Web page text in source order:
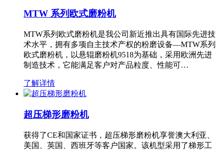
MTW 系列欧式磨粉机
MTW系列欧式磨粉机是我公司新近推出具有国际先进技
术水平，拥有多项自主技术产权的粉磨设备—MTW系列
欧式磨粉机，以悬辊磨粉机9518为基础，采用欧洲先进
制造技术，它能满足客户对产品粒度、性能可…
了解详情
超压梯形磨粉机
获得了CE和国家证书，超压梯形磨粉机享誉澳大利亚、
美国、英国、西班牙等客户国家。该机型采用了梯形工